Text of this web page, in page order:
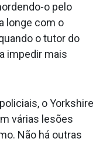
o pelo
longe com o
o tutor do
impedir mais
o Yorkshire
várias lesões
Não há outras